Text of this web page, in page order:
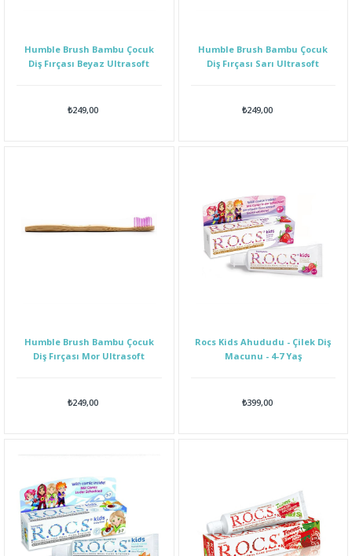
Humble Brush Bambu Çocuk
Diş Fırçası Beyaz Ultrasoft
₺249,00
Humble Brush Bambu Çocuk
Diş Fırçası Sarı Ultrasoft
₺249,00
Humble Brush Bambu Çocuk
Diş Fırçası Mor Ultrasoft
₺249,00
Rocs Kids Ahududu - Çilek Diş
Macunu - 4-7 Yaş
₺399,00